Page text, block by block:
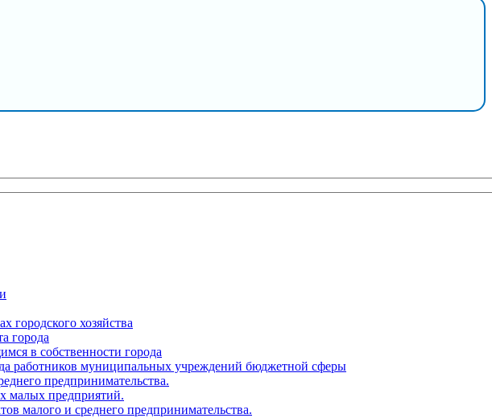
городского хозяйства
города
в собственности города
работников муниципальных учреждений бюджетной сферы
предпринимательства.
малых предприятий.
малого и среднего предпринимательства.